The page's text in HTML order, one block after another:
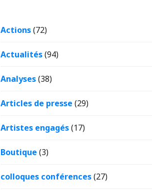
Actions(72)
Actualités(94)
Analyses(38)
Articles de presse (29)
Artistes engagés(17)
Boutique (3)
colloques conférences(27)